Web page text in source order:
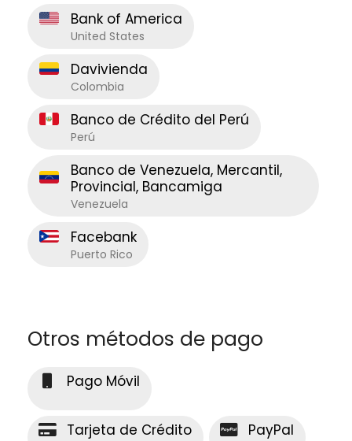
Bank of America
United States
Davivienda
Colombia
Banco de Crédito del Perú
Perú
Banco de Venezuela, Mercantil,
Provincial, Bancamiga
Venezuela
Facebank
Puerto Rico
Otros métodos de pago
Pago Móvil
Tarjeta de Crédito PayPal